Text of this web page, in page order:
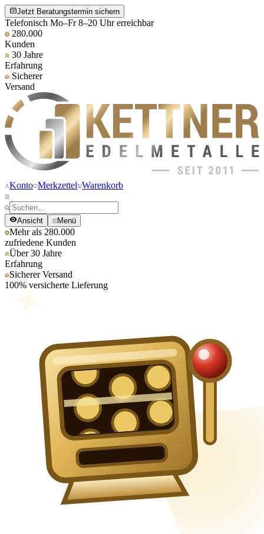
Jetzt Beratungstermin sichern
Telefonisch Mo–Fr 8–20 Uhr erreichbar
280.000
Kunden
30 Jahre
Erfahrung
Sicherer
Versand
Konto Merkzettel Warenkorb
Ansicht Menü
Mehr als 280.000
zufriedene Kunden
Über 30 Jahre
Erfahrung
Sicherer Versand
100% versicherte Lieferung